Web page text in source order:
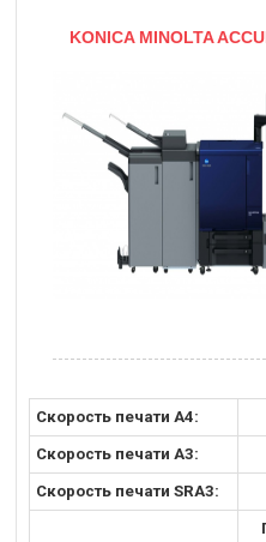
KONICA MINOLTA
Скорость печати А4:
Скорость печати A3:
Скорость печати SRA3: